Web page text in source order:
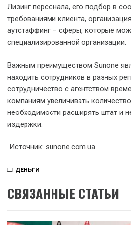
Лизинг персонала, его подбор в
требованиями клиента,
аутстаффинг – сферы, которые
специализированной организации.
Важным преимуществом Sunone
находить сотрудников в разных
сотрудничество с агентством
компаниям увеличивать
необходимости расширять штат и
издержки.
Источник: sunone.com.ua
ДЕНЬГИ
СВЯЗАННЫЕ СТАТЬИ